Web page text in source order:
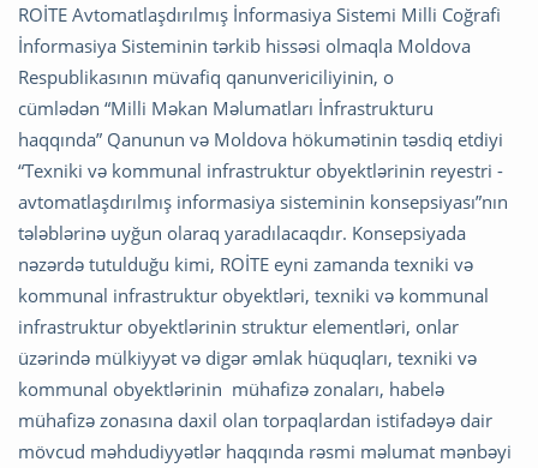
ROİTE Avtomatlaşdırılmış İnformasiya Sistemi Milli Coğrafi
İnformasiya Sisteminin tərkib hissəsi olmaqla Moldova
Respublikasının müvafiq qanunvericiliyinin, o
cümlədən “Milli Məkan Məlumatları İnfrastrukturu
haqqında” Qanunun və Moldova hökumətinin təsdiq etdiyi
“Texniki və kommunal infrastruktur obyektlərinin reyestri -
avtomatlaşdırılmış informasiya sisteminin konsepsiyası”nın
tələblərinə uyğun olaraq yaradılacaqdır. Konsepsiyada
nəzərdə tutulduğu kimi, ROİTE eyni zamanda texniki və
kommunal infrastruktur obyektləri, texniki və kommunal
infrastruktur obyektlərinin struktur elementləri, onlar
üzərində mülkiyyət və digər əmlak hüquqları, texniki və
kommunal obyektlərinin mühafizə zonaları, habelə
mühafizə zonasına daxil olan torpaqlardan istifadəyə dair
mövcud məhdudiyyətlər haqqında rəsmi məlumat mənbəyi